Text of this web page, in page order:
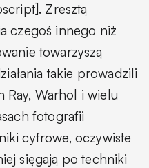
Zresztą
czegoś innego niż
towarzyszą
takie prowadzili
Ray, Warhol i wielu
fotografii
cyfrowe, oczywiste
sięgają po techniki